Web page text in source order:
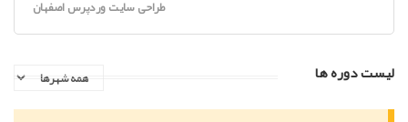
طراحی سایت وردپرس اصفهان
لیست دوره ها